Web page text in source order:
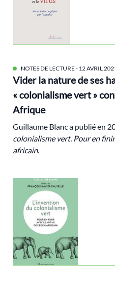
NOTES DE LECTURE- 12 AVRIL
Vider la nature de ses
« colonialisme vert »
Afrique
Guillaume Blanc a publié en
colonialisme vert. Pour en
africain.
Conflit
COP21
Dahan Amy
décarbonation
décroissance
Démocratie
droit
Droit international
écoféminisme
Écologie et Politique
Ecologie politique
écologie populaire
Economie
économie circulaire